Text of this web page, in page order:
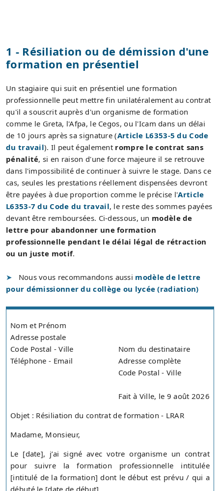
1 - Résiliation ou de démission d'une
formation en présentiel
Un stagiaire qui suit en présentiel une formation
professionnelle peut mettre fin unilatéralement au contrat
qu'il a souscrit auprès d'un organisme de formation
comme le Greta, l'Afpa, le Cegos, ou l'Icam dans un délai
de 10 jours après sa signature (Article L6353-5 du Code
du travail). Il peut également rompre le contrat sans
pénalité, si en raison d'une force majeure il se retrouve
dans l'impossibilité de continuer à suivre le stage. Dans ce
cas, seules les prestations réellement dispensées devront
être payées à due proportion comme le précise l'Article
L6353-7 du Code du travail, le reste des sommes payées
devant être remboursées. Ci-dessous, un modèle de
lettre pour abandonner une formation
professionnelle pendant le délai légal de rétraction
ou un juste motif.
Nous vous recommandons aussi modèle de lettre
pour démissionner du collège ou lycée (radiation)
Nom et Prénom
Adresse postale
Code Postal - Ville
Téléphone - Email
Nom du destinataire
Adresse complète
Code Postal - Ville
Fait à Ville, le 9 août 2026
Objet : Résiliation du contrat de formation - LRAR
Madame, Monsieur,
Le [date], j’ai signé avec votre organisme un contrat
pour suivre la formation professionnelle intitulée
[intitulé de la formation] dont le début est prévu / qui a